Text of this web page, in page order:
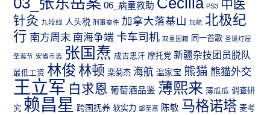
06_病童救助 PS3 中医
针灸 九段线 人头税 刑事案件 加拿大落基山 加航 北极纪
行 南方周末 南海争端 卡车司机 双重国籍 同一首歌 圣诞灯屋
圣诞节 安省市选 张国焘 成吉思汗 摩托党 新疆杂技团员脱队
最低工资 林俊 林顿 栾菊杰 海航 温家宝 熊猫 熊猫外交
王立军 白求恩 葡萄酒品鉴 薄熙来 薄瓜瓜 调查研
究 赖昌星 跨国抚养 软实力 邹至蕙 陈敏 马格诺塔 麦考